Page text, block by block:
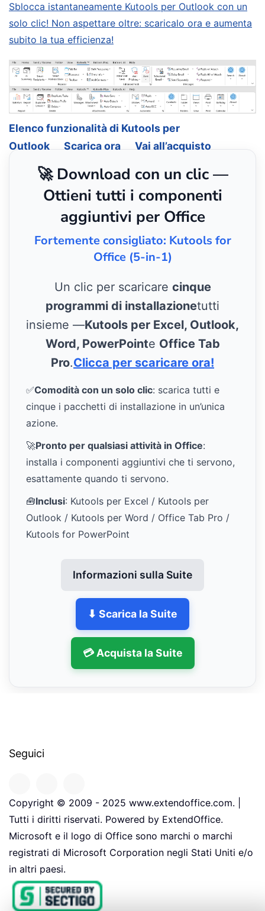
Sblocca istantaneamente Kutools per Outlook con un
solo clic! Non aspettare oltre: scaricalo ora e aumenta
subito la tua efficienza!
Elenco funzionalità di Kutools per
Outlook
Scarica ora Vai all’acquisto
🚀 Download con un clic —
Ottieni tutti i componenti
aggiuntivi per Office
Fortemente consigliato: Kutools for
Office (5-in-1)
Un clic per scaricare cinque
programmi di installazionetutti
insieme —Kutools per Excel, Outlook,
Word, PowerPointe Office Tab
Pro.Clicca per scaricare ora!
✅Comodità con un solo clic: scarica tutti e
cinque i pacchetti di installazione in un’unica
azione.
🚀Pronto per qualsiasi attività in Office:
installa i componenti aggiuntivi che ti servono,
esattamente quando ti servono.
🧰Inclusi: Kutools per Excel / Kutools per
Outlook / Kutools per Word / Office Tab Pro /
Kutools for PowerPoint
Informazioni sulla Suite
⬇ Scarica la Suite
💳 Acquista la Suite
Seguici
Copyright © 2009 - 2025 www.extendoffice.com. |
Tutti i diritti riservati. Powered by ExtendOffice.
Microsoft e il logo di Office sono marchi o marchi
registrati di Microsoft Corporation negli Stati Uniti e/o
in altri paesi.